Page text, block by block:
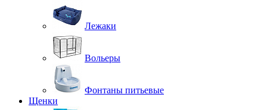
Лежаки
Вольеры
Фонтаны питьевые
Щенки